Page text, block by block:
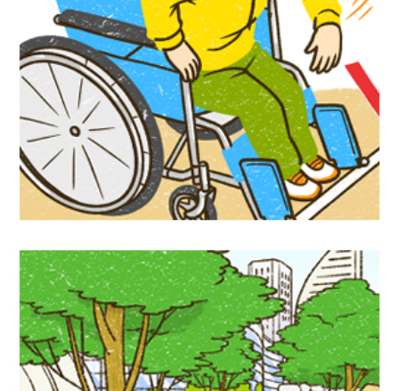
『かんたん手作り道具で体験！ だれもが
楽しめるユニバーサルスポ―ツ』汐文社